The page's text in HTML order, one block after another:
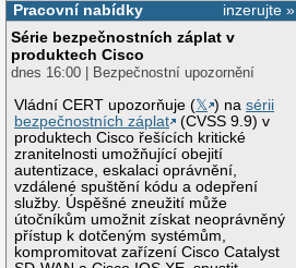
inzerujte »
Pracovní nabídky
Série bezpečnostních záplat v
produktech Cisco
dnes 16:00 | Bezpečnostní upozornění
Vládní CERT upozorňuje (𝕏 ) nasérii
bezpečnostních záplat
(CVSS 9.9) v
produktech Cisco řešících kritické
zranitelnosti umožňující obejití
autentizace, eskalaci oprávnění,
vzdálené spuštění kódu a odepření
služby. Úspěšné zneužití může
útočníkům umožnit získat neoprávněný
přístup k dotčeným systémům,
kompromitovat zařízení Cisco Catalyst